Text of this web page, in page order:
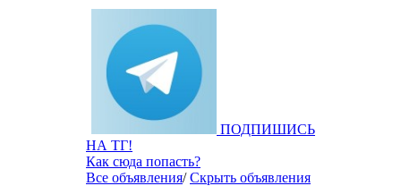
ПОДПИШИСЬ
НА ТГ!
Как сюда попасть?
Все объявления/Скрыть объявления